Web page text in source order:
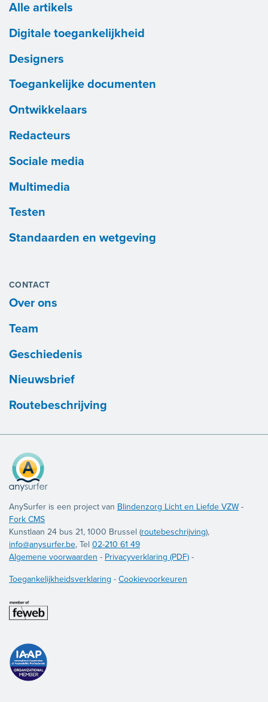
Alle artikels
Digitale toegankelijkheid
Designers
Toegankelijke documenten
Ontwikkelaars
Redacteurs
Sociale media
Multimedia
Testen
Standaarden en wetgeving
CONTACT
Over ons
Team
Geschiedenis
Nieuwsbrief
Routebeschrijving
AnySurfer is een project van Blindenzorg Licht en Liefde VZW -
Fork CMS
Kunstlaan 24 bus 21, 1000 Brussel (routebeschrijving),
info@anysurfer.be, Tel 02-210 61 49
Algemene voorwaarden - Privacyverklaring (PDF) -
Toegankelijkheidsverklaring - Cookievoorkeuren